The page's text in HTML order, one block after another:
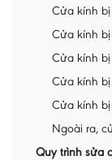
Cửa kính
Cửa kính
Cửa kính bị
Cửa kính bị
Ngoài ra,
Quy trình sửa